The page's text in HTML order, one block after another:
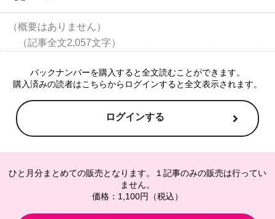
（概要はありません）
バックナンバーを購入すると全文読むことができます。
購入済みの読者はこちらからログインすると全文表示されます。
ログインする
ひと月分まとめての販売となります。１記事のみの販売は行ってい
ません。
価格：1,100円（税込）